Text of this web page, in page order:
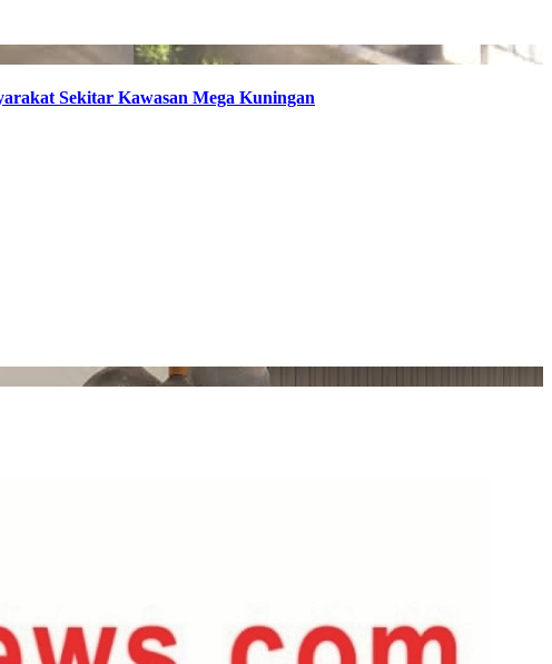
Sekitar Kawasan Mega Kuningan